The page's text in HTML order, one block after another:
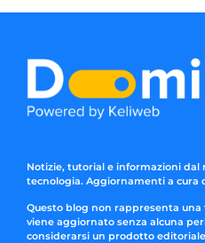
Notizie, tutorial e informazioni
tecnologia. Aggiornamenti a cura
Questo blog non rappresenta
viene aggiornato senza alcuna
considerarsi un prodotto editoriale